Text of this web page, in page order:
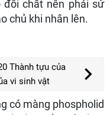
đổi chất nên phải sử
chủ khi nhân lên.
Thành tựu của
vi sinh vật
có màng phospholid